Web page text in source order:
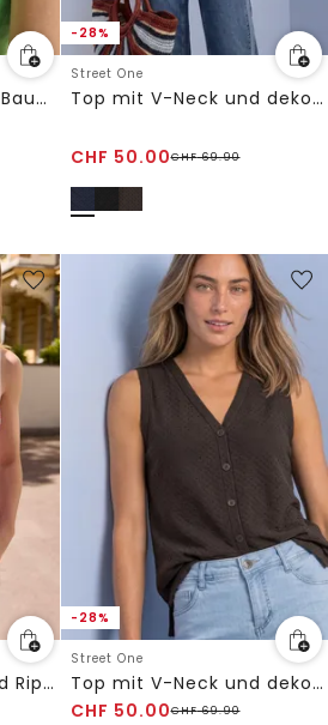
Basic Top aus reiner Baumwolle
-28%
Street One
Top mit V-Neck und dekorativer Knopfleiste
CHF 50.00CHF69.90
Top mit Rundhals und Rippstruktur
-28%
Street One
Top mit V-Neck und dekorativer Knopfleiste
CHF 50.00CHF69.90